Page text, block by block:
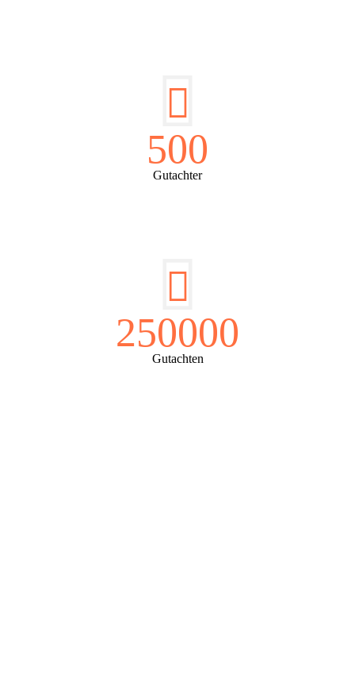
500
Gutachter
250000
Gutachten